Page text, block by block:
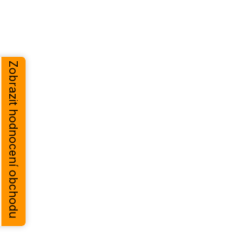
Zobrazit hodnocení obchodu